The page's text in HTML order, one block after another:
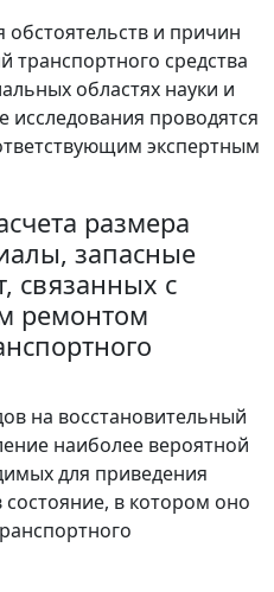
обстоятельств и причин
транспортного средства
областях науки и
исследования проводятся
экспертным
размера
запасные
связанных с
ремонтом
на восстановительный
наиболее вероятной
для приведения
состояние, в котором оно